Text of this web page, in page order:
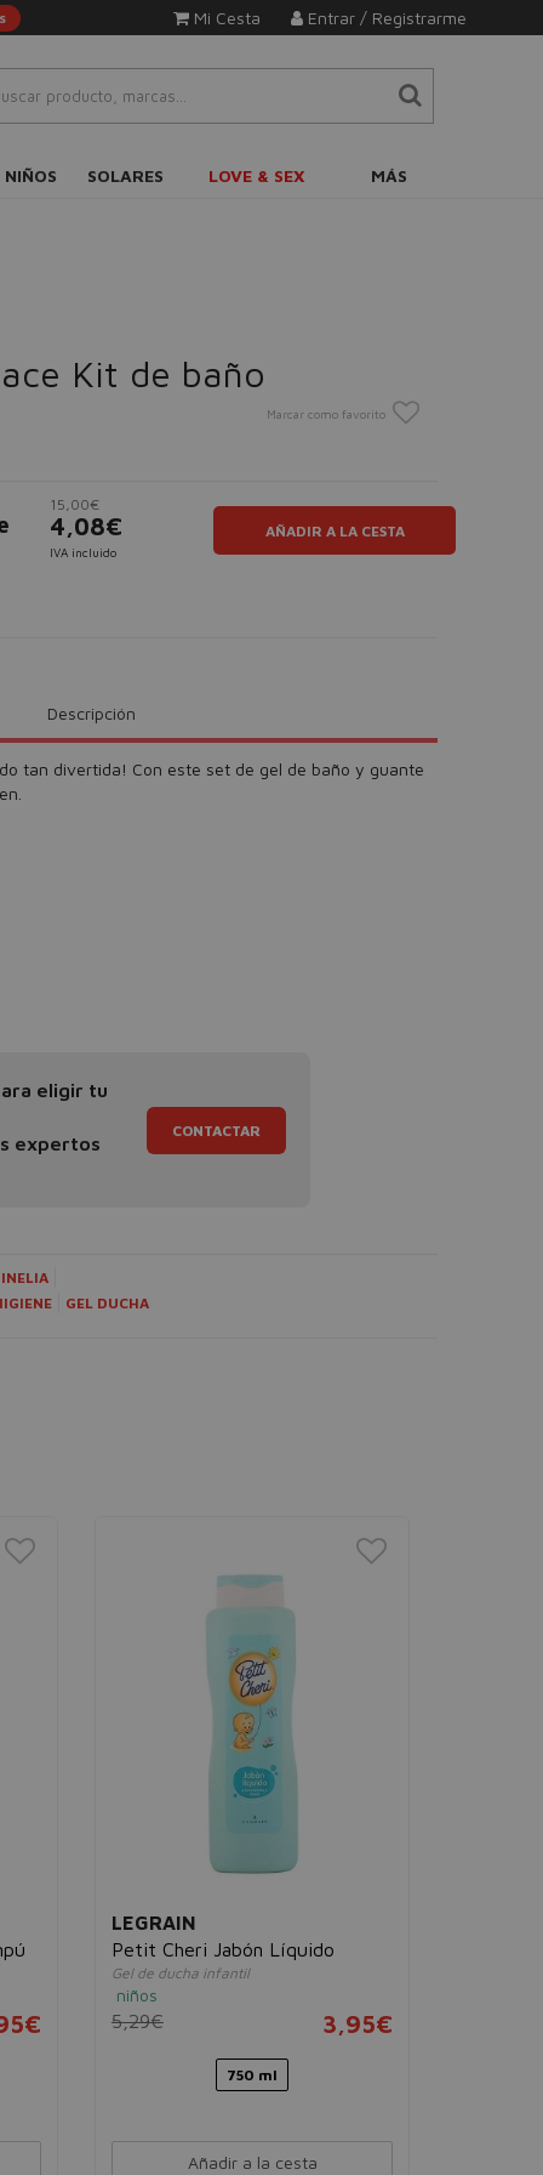
Entrar / Registrarme
Mi Cesta
NIÑOS SOLARES LOVE & SEX MÁS
Kit de baño
Marcar como favorito
15,00€
4,08€
IVA incluido
AÑADIR A LA CESTA
Descripción
tan divertida! Con este set de gel de baño y guante
eligir tu
expertos
CONTACTAR
GEL DUCHA
LEGRAIN
Petit Cheri Jabón Líquido
Gel de ducha infantil
niños
5,29€ 3,95€
750 ml
Añadir a la cesta